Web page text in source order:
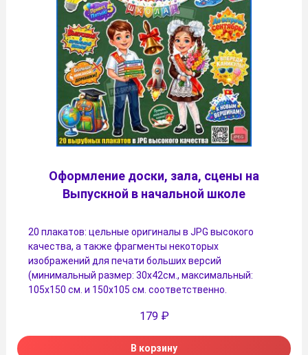
Оформление доски, зала, сцены на
Выпускной в начальной школе
20 плакатов: цельные оригиналы в JPG высокого
качества, а также фрагменты некоторых
изображений для печати больших версий
(минимальный размер: 30х42см., максимальный:
105х150 см. и 150х105 см. соответственно.
179 ₽
В корзину